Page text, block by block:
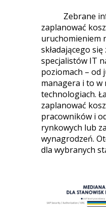
Zebrane
zaplanować
uruchomieniem
składającego
specjalistów IT
poziomach – od
managera i to w
technologiach.
zaplanować
pracowników i
rynkowych lub
wynagrodzeń.
dla wybranych